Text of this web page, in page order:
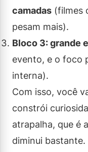
camadas (filmes
pesam mais).
Bloco 3: grande
evento, e o foco
interna).
Com isso, você
constrói
atrapalha, que é
diminui bastante.